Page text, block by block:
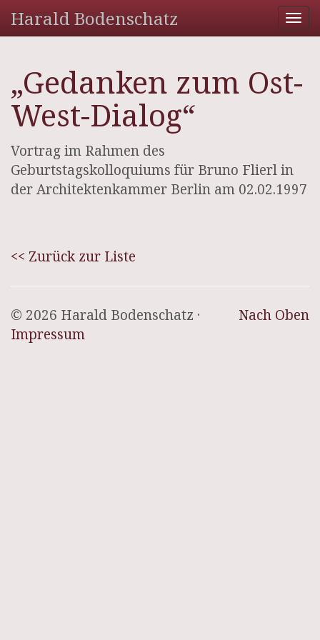
Harald Bodenschatz
„Gedanken zum Ost-
West-Dialog“
Vortrag im Rahmen des
Geburtstagskolloquiums für Bruno Flierl in
der Architektenkammer Berlin am 02.02.1997
<< Zurück zur Liste
Nach Oben
© 2026 Harald Bodenschatz ·
Impressum